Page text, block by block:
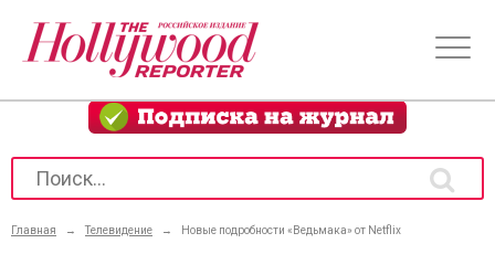
Главная → Телевидение → Новые подробности «Ведьмака» от Netflix